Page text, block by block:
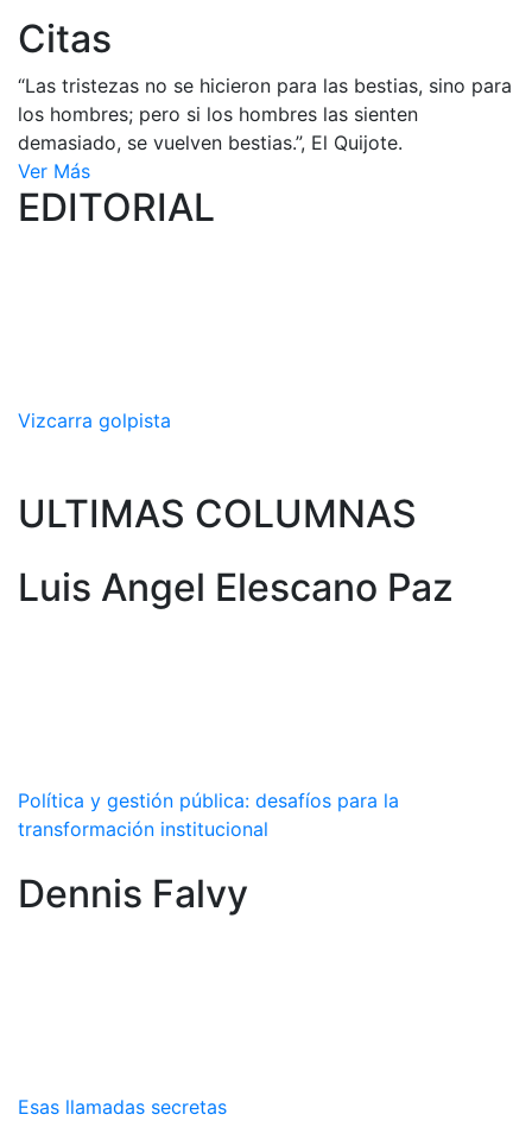
Citas
“Las tristezas no se hicieron para las bestias, sino para
los hombres; pero si los hombres las sienten
demasiado, se vuelven bestias.”, El Quijote.
Ver Más
EDITORIAL
Vizcarra golpista
ULTIMAS COLUMNAS
Luis Angel Elescano Paz
Política y gestión pública: desafíos para la
transformación institucional
Dennis Falvy
Esas llamadas secretas